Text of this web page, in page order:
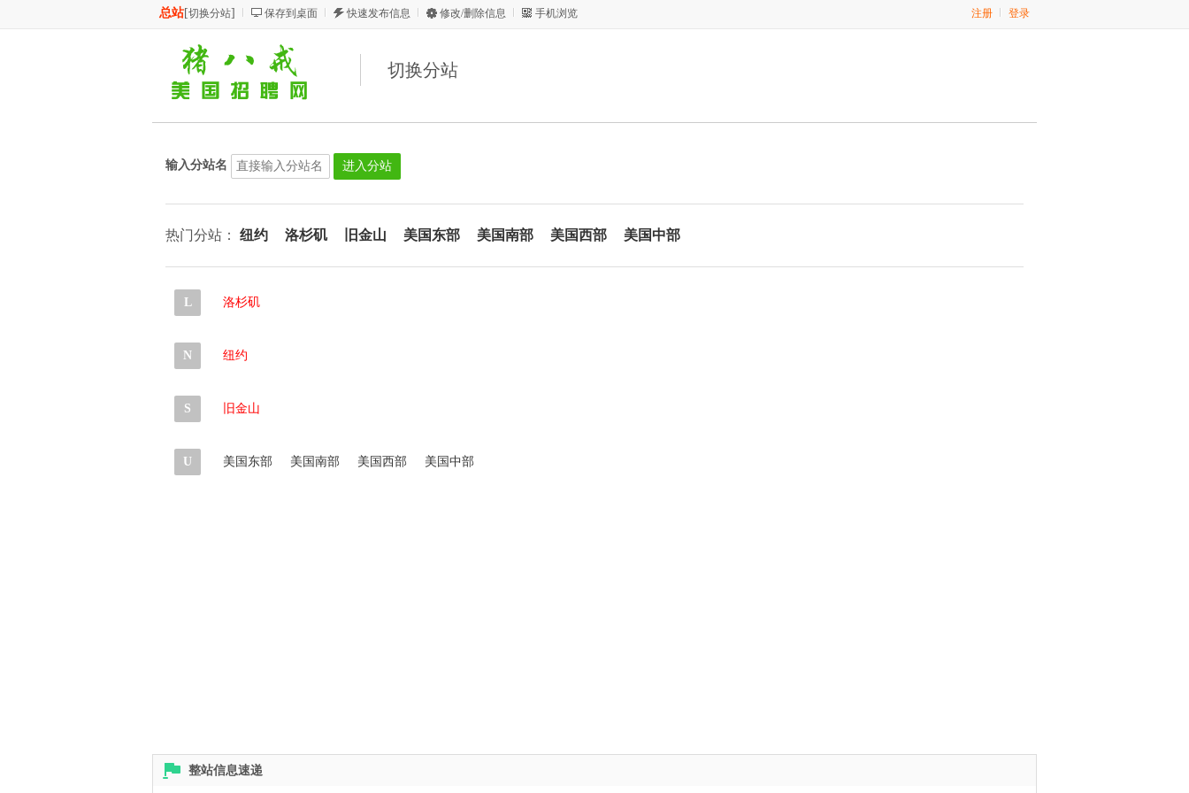
总站[切换分站] 保存到桌面 快速发布信息 修改/删除信息 手机浏览 登录
注册
切换分站
输入分站名
热门分站： 纽约 洛杉矶 旧金山 美国东部 美国南部 美国西部 美国中部
L 洛杉矶
N 纽约
S 旧金山
U 美国东部 美国南部 美国西部 美国中部
整站信息速递